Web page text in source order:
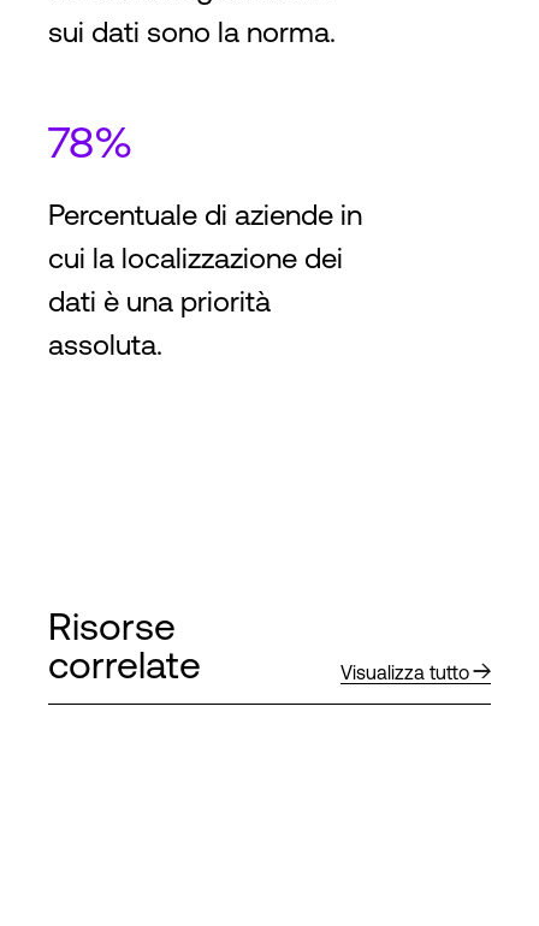
sui dati sono la norma.
78%
Percentuale di aziende in
cui la localizzazione dei
dati è una priorità
assoluta.
Risorse
correlate
Visualizza tutto